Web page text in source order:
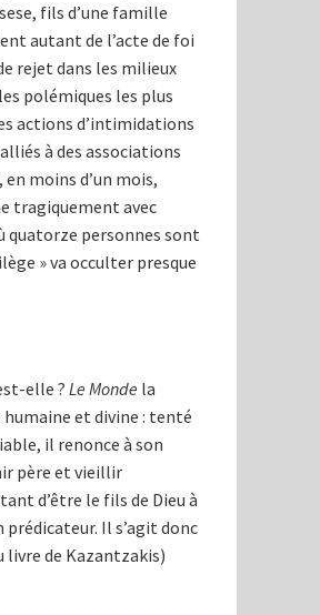
fils d’une famille
autant de l’acte de foi
rejet dans les milieux
polémiques les plus
actions d’intimidations
à des associations
moins d’un mois,
tragiquement avec
quatorze personnes sont
» va occulter presque
elle ?Le Monde la
et divine : tenté
il renonce à son
père et vieillir
d’être le fils de Dieu à
Il s’agit donc
livre de Kazantzakis)